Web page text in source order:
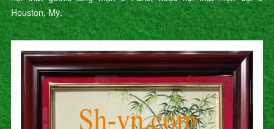
Houston, Mỹ.